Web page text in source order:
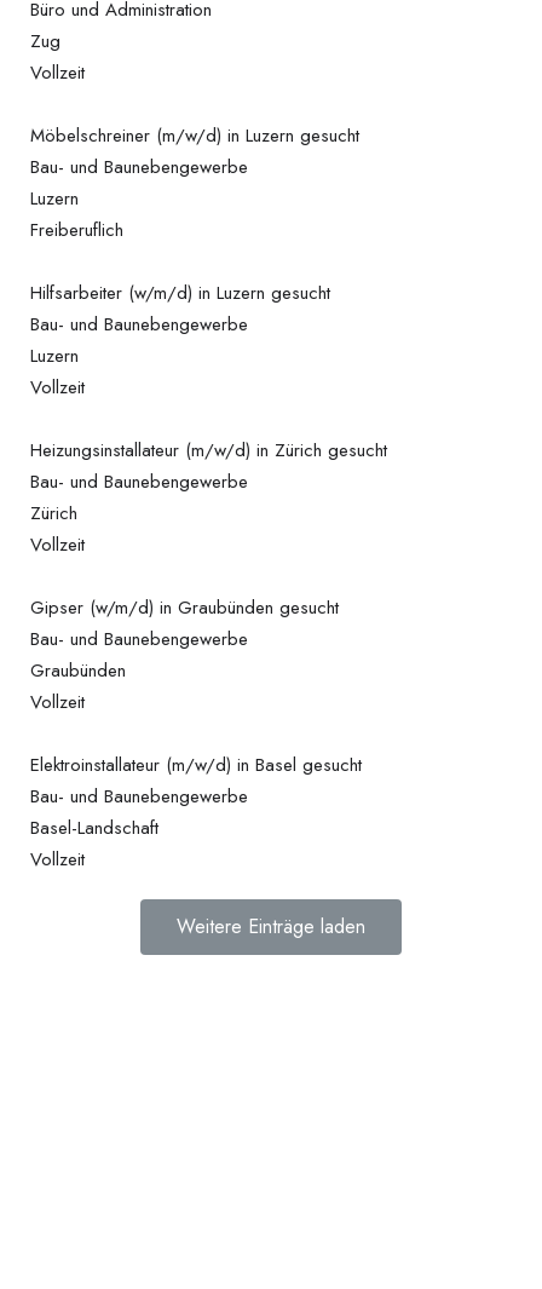
Büro und Administration
Zug
Vollzeit
Möbelschreiner (m/w/d) in Luzern gesucht
Bau- und Baunebengewerbe
Luzern
Freiberuflich
Hilfsarbeiter (w/m/d) in Luzern gesucht
Bau- und Baunebengewerbe
Luzern
Vollzeit
Heizungsinstallateur (m/w/d) in Zürich gesucht
Bau- und Baunebengewerbe
Zürich
Vollzeit
Gipser (w/m/d) in Graubünden gesucht
Bau- und Baunebengewerbe
Graubünden
Vollzeit
Elektroinstallateur (m/w/d) in Basel gesucht
Bau- und Baunebengewerbe
Basel-Landschaft
Vollzeit
Weitere Einträge laden